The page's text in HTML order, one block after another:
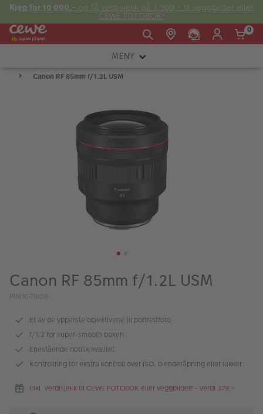
Kjøp for 10 000,- og få verdisjekk på 1 500,- til veggbilder eller
CEWE FOTOBOK!
Fre:
E-post:
kundeservice@japanphoto.no
0
MENY
KAMERA
Kampanjer
Merker
Lagersalg
Bildeprodukter
Canon RF 85mm f/1.2L USM
Canon RF 85mm f/1.2L USM
PIM1071808
Et av de ypperste objektivene til portrettfoto
f/1.2 for super-smooth bokeh
Enestående optisk kvalitet
Kontrollring for ekstra kontroll over ISO, blenderåpning eller lukker
Inkl. verdisjekk til CEWE FOTOBOK eller veggbilder! - verdi 379,-